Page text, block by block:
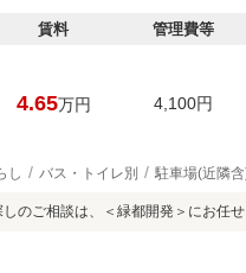
賃料 管理費等
4.65万円 4,100円
し バス・トイレ別 駐車場(近隣
しのご相談は、＜緑都開発＞にお任